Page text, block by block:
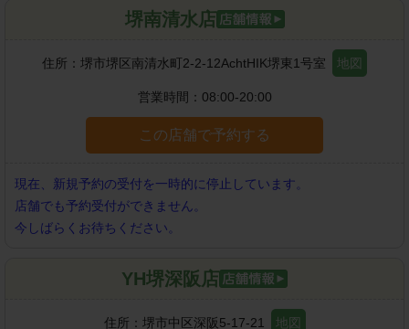
堺南清水店
住所： 堺市堺区南清水町2-2-12AchtHIK堺東1号室 地図
営業時間： 08:00-20:00
この店舗で予約する
現在、新規予約の受付を一時的に停止しています。
店舗でも予約受付ができません。
今しばらくお待ちください。
YH堺深阪店
住所： 堺市中区深阪5-17-21 地図